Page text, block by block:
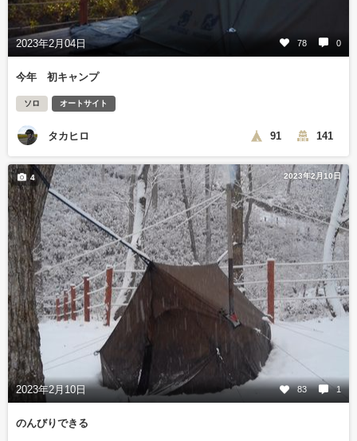
2023年2月04日 78 0
今年 初キャンプ
ソロ オートサイト
タカヒロ 91 141
2023年2月10日
2023年2月10日 83 1
4
のんびりできる